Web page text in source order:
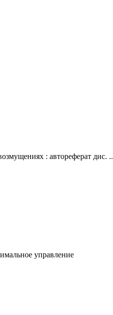
: автореферат дис.
управление